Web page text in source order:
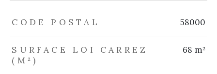
TRAD_ZEPHYR_Caracteristique TRAD_ZEPHYR_Valeurs
CODE POSTAL 58000
SURFACE LOI CARREZ
(M²)
68 m²